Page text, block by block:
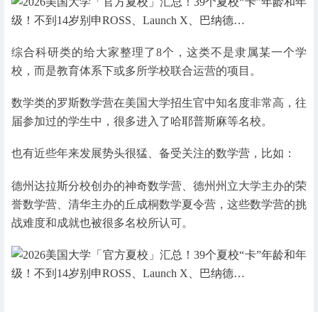
综合科研类的给大家整理了8个，这类不是隶属某一个学
校，而是教育体系下或多所学校联合运营的项目。
数学类的罗斯数学营在美国大学招生官中知名度非常高，往
届参加过的学生中，很多进入了哈耶普斯麻等名校。
也有近些年来发展势头很猛、备受关注的数学营，比如：
德州达拉斯分校创办的神奇数学营、德州州立大学主办的荣
誉数学营、清华主办的丘成桐数学夏令营，这些数学营的挑
战难度和成就也被很多名校所认可。